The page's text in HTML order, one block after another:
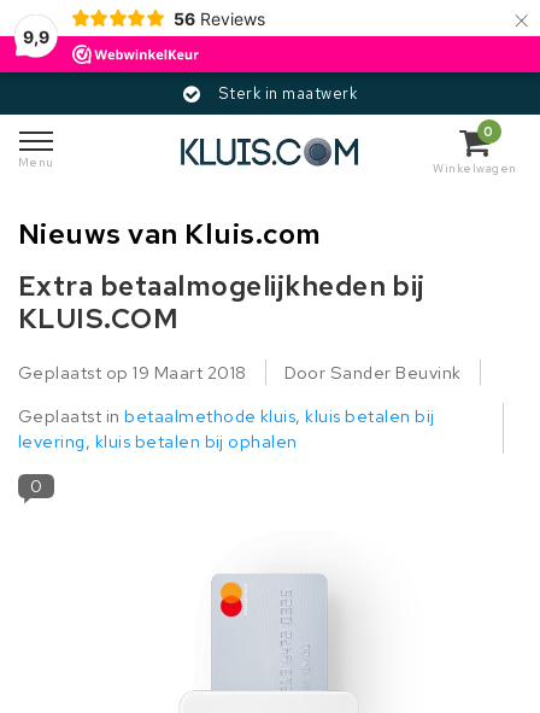
9,9
56 Reviews ×
Sterk in maatwerk
Menu
0
Winkelwagen
Nieuws van Kluis.com
Extra betaalmogelijkheden bij
KLUIS.COM
Geplaatst op19 Maart 2018
Door Sander Beuvink
Geplaatst inbetaalmethode kluis,kluis betalen bij
levering, kluis betalen bij ophalen
0